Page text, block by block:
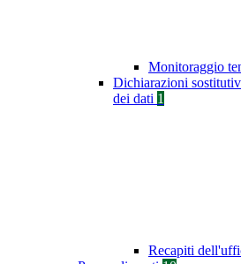
Monitoraggio
Dichiarazioni
dei dati 1
Recapiti